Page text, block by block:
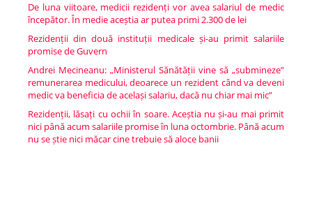
De luna viitoare, medicii rezidenți vor avea salariul de medic
începător. În medie aceștia ar putea primi 2.300 de lei
Rezidenții din două instituții medicale și-au primit salariile
promise de Guvern
Andrei Mecineanu: „Ministerul Sănătății vine să „submineze”
remunerarea medicului, deoarece un rezident când va deveni
medic va beneficia de același salariu, dacă nu chiar mai mic”
Rezidenții, lăsați cu ochii în soare. Aceștia nu și-au mai primit
nici până acum salariile promise în luna octombrie. Până acum
nu se știe nici măcar cine trebuie să aloce banii